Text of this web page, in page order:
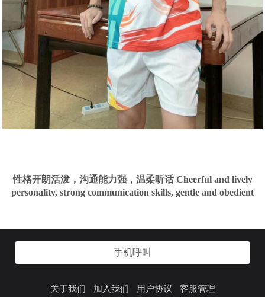
性格开朗活泼，沟通能力强，温柔听话 Cheerful and lively
personality, strong communication skills, gentle and obedient
手机呼叫
关于我们 加入我们 用户协议 客服管理